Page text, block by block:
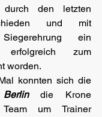
durch den letzten
und mit
ein
zum
worden.
die Krone
aufsetzen. Das Team um Trainer